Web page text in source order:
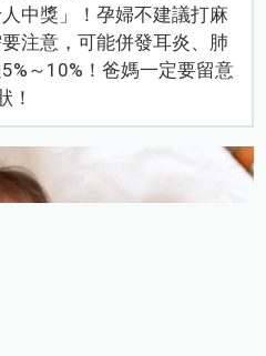
中獎」！孕婦不建議打麻
注意，可能併發耳炎、肺
～10%！爸媽一定要留意
！